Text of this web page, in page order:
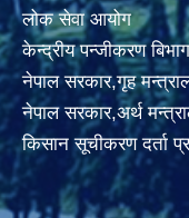
लोक सेवा आयोग
केन्द्रीय पन्जीकरण बिभाग
नेपाल सरकार,गृह
नेपाल सरकार,अर्थ
किसान सूचीकरण दर्ता